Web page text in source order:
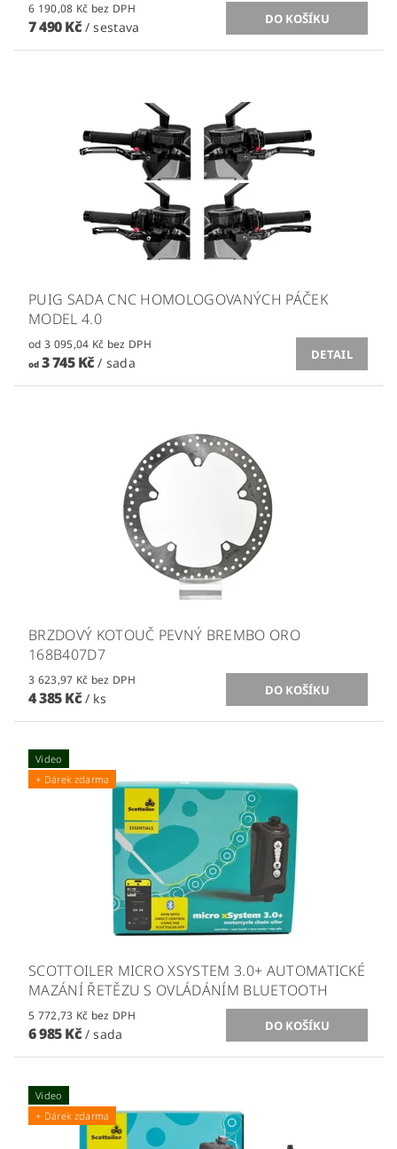
6 190,08 Kč bez DPH
7 490 Kč / sestava
PUIG SADA CNC HOMOLOGOVANÝCH PÁČEK
MODEL 4.0
od 3 095,04 Kč bez DPH
od3 745 Kč/ sada
DETAIL
BRZDOVÝ KOTOUČ PEVNÝ BREMBO ORO
168B407D7
3 623,97 Kč bez DPH
4 385 Kč / ks
Video
+ Dárek zdarma
SCOTTOILER MICRO XSYSTEM 3.0+ AUTOMATICKÉ
MAZÁNÍ ŘETĚZU S OVLÁDÁNÍM BLUETOOTH
5 772,73 Kč bez DPH
6 985 Kč / sada
Video
+ Dárek zdarma